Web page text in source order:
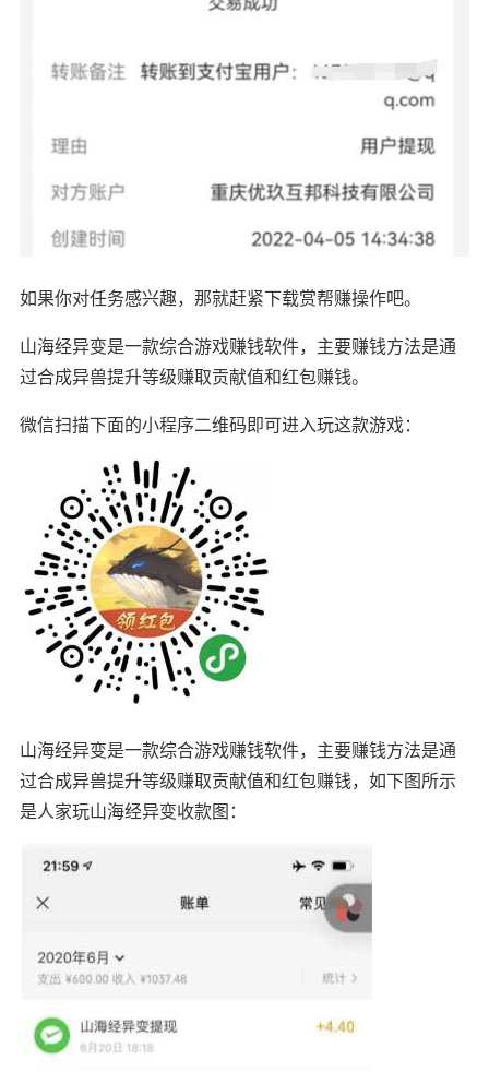
如果你对任务感兴趣，那就赶紧下载赏帮赚操作吧。
山海经异变是一款综合游戏赚钱软件，主要赚钱方法是通
过合成异兽提升等级赚取贡献值和红包赚钱。
微信扫描下面的小程序二维码即可进入玩这款游戏：
山海经异变是一款综合游戏赚钱软件，主要赚钱方法是通
过合成异兽提升等级赚取贡献值和红包赚钱，如下图所示
是人家玩山海经异变收款图：